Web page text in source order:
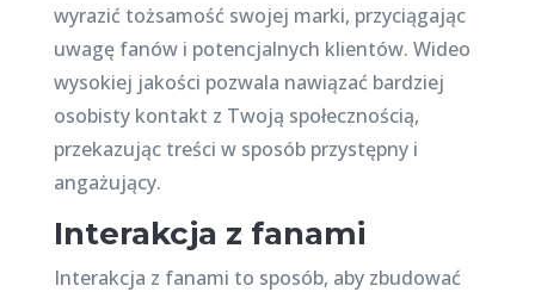
wyrazić tożsamość swojej marki, przyciągając
uwagę fanów i potencjalnych klientów. Wideo
wysokiej jakości pozwala nawiązać bardziej
osobisty kontakt z Twoją społecznością,
przekazując treści w sposób przystępny i
angażujący.
Interakcja z fanami
Interakcja z fanami to sposób, aby zbudować